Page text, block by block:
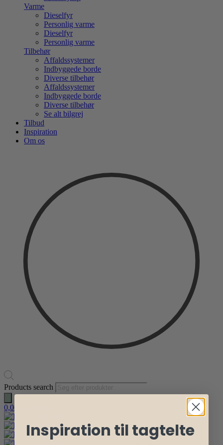
Varme
Dieselfyr
Personlig varme
Dieselfyr
Personlig varme
Tilbehør
Affaldssystemer
Indbyggede borde
Diverse tilbehør
Affaldssystemer
Indbyggede borde
Diverse tilbehør
Se alt bilgrej
Tilbud
Inspiration
Om os
Products search
0,00
Inspiration til tagtelte